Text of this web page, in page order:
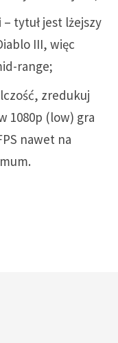
– tytuł jest lżejszy
III, więc
range;
zredukuj
1080p (low) gra
nawet na